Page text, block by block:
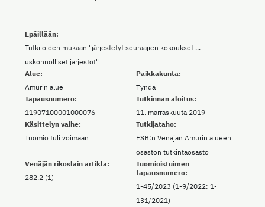
Alue:
Amurin alue
Paikkakunta:
Tynda
Epäillään:
Tutkijoiden mukaan "järjestetyt seuraajien kokoukset ...
uskonnolliset järjestöt"
Tapausnumero:
11907100001000076
Tutkinnan aloitus:
11. marraskuuta 2019
Käsittelyn vaihe:
Tuomio tuli voimaan
Tutkijataho:
FSB:n Venäjän Amurin alueen
osaston tutkintaosasto
Venäjän rikoslain artikla:
282.2 (1)
Tuomioistuimen
tapausnumero:
1-45/2023 (1-9/2022; 1-
131/2021)